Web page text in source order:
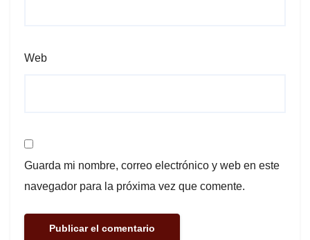
Web
Guarda mi nombre, correo electrónico y web en este
navegador para la próxima vez que comente.